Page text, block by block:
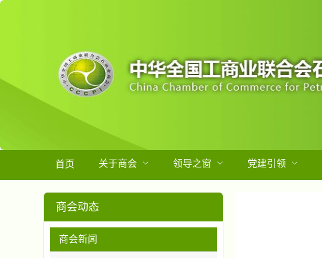
首页 关于商会 领导之窗 党建引领
商会动态
商会新闻